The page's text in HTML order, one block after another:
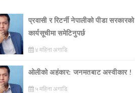
प्रवासी र रिटर्नी नेपालीको पीडा सरकारको
कार्यसूचीमा समेटिनुपर्छ
४ महिना अगाडि
ओलीको अहंकार: जनमतबाट अस्वीकार !
५ महिना अगाडि